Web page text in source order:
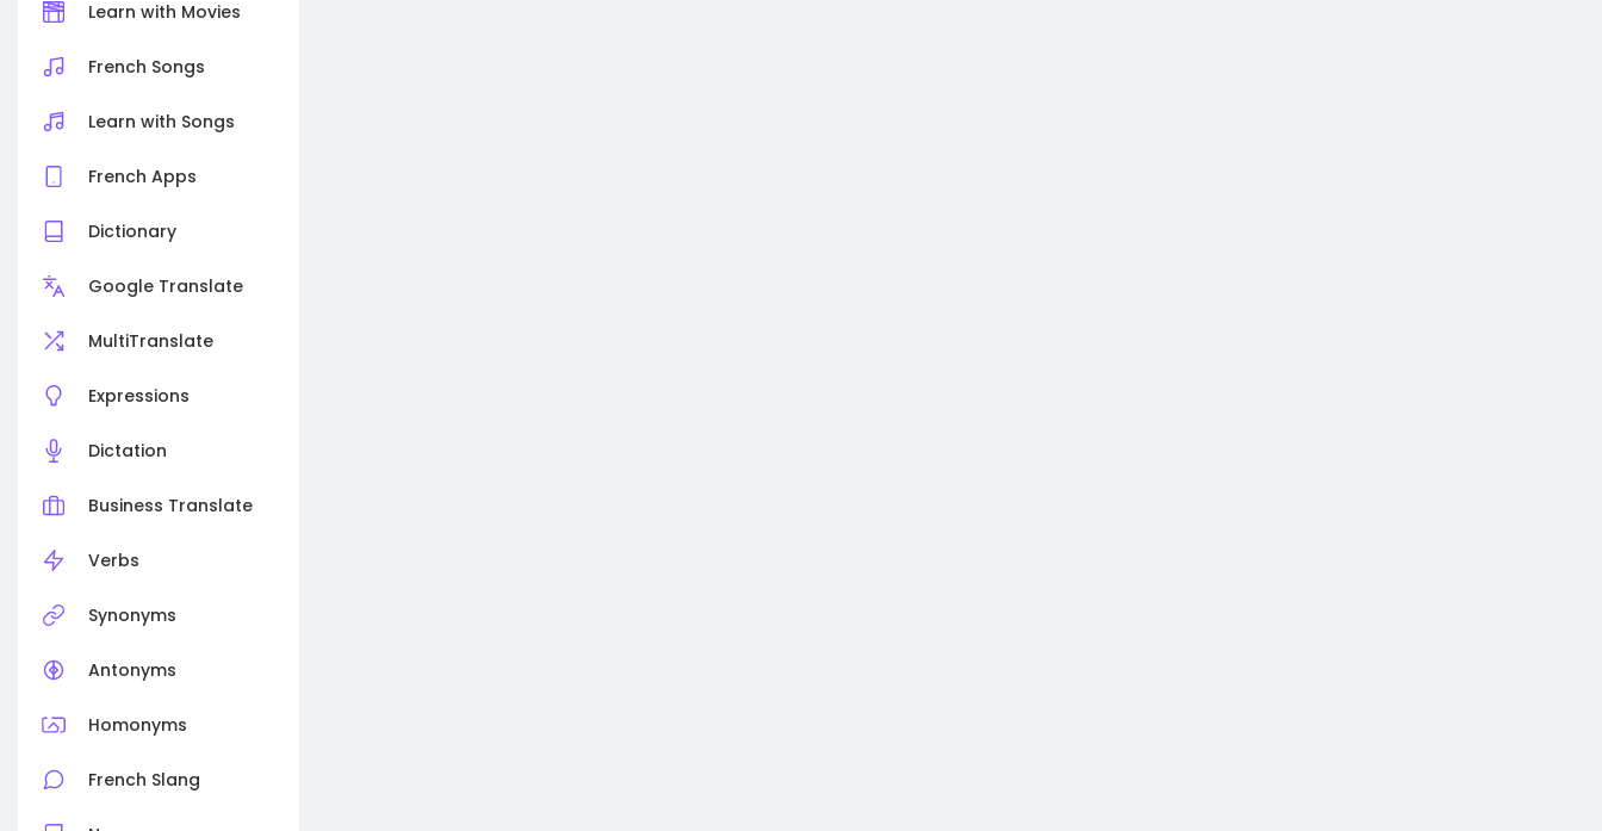
Learn with Movies
French Songs
Learn with Songs
French Apps
Dictionary
Google Translate
MultiTranslate
Expressions
Dictation
Business Translate
Verbs
Synonyms
Antonyms
Homonyms
French Slang